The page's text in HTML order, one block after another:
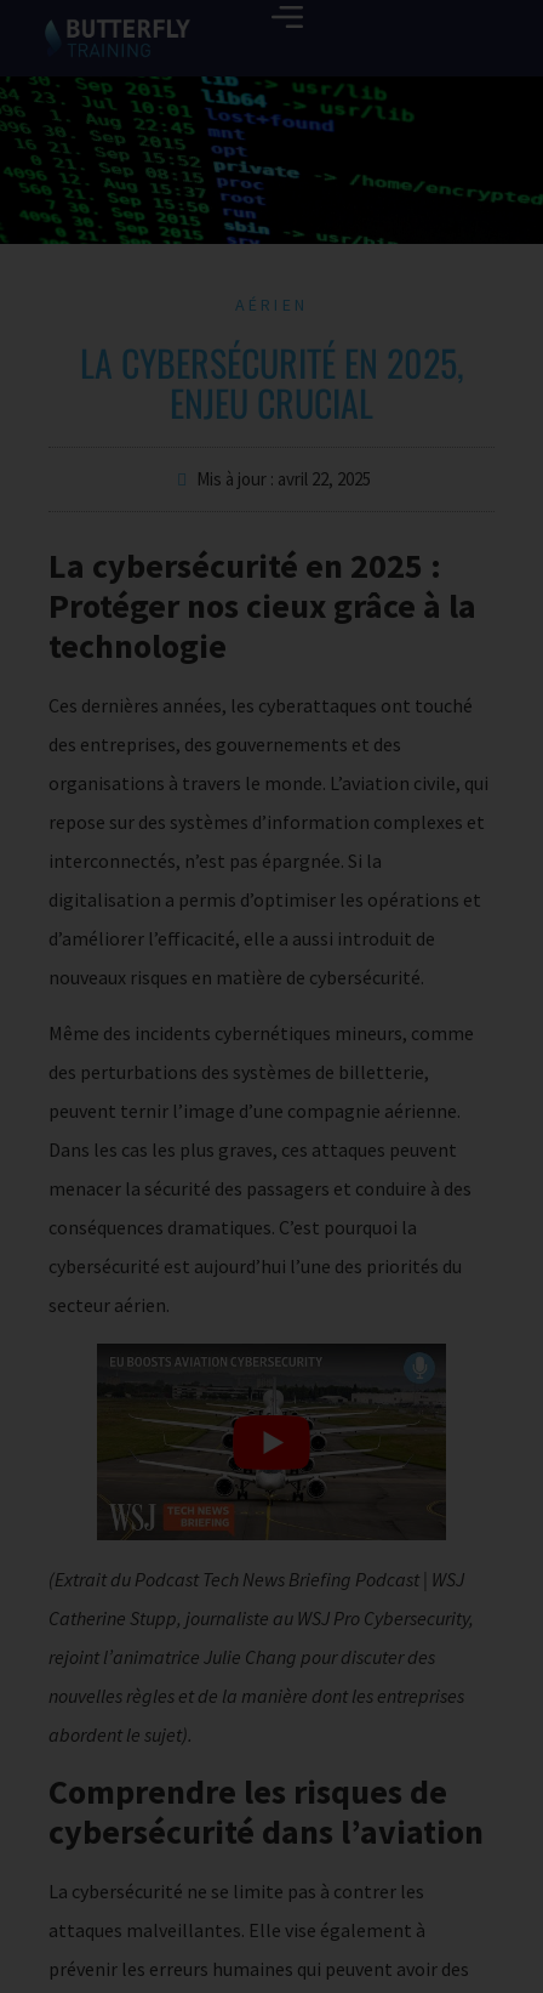
AÉRIEN
LA CYBERSÉCURITÉ EN 2025,
ENJEU CRUCIAL
Mis à jour : avril 22, 2025
La cybersécurité en 2025 :
Protéger nos cieux grâce à la
technologie
Ces dernières années, les cyberattaques ont touché
des entreprises, des gouvernements et des
organisations à travers le monde. L’aviation civile, qui
repose sur des systèmes d’information complexes et
interconnectés, n’est pas épargnée. Si la
digitalisation a permis d’optimiser les opérations et
d’améliorer l’efficacité, elle a aussi introduit de
nouveaux risques en matière de cybersécurité.
Même des incidents cybernétiques mineurs, comme
des perturbations des systèmes de billetterie,
peuvent ternir l’image d’une compagnie aérienne.
Dans les cas les plus graves, ces attaques peuvent
menacer la sécurité des passagers et conduire à des
conséquences dramatiques. C’est pourquoi la
cybersécurité est aujourd’hui l’une des priorités du
secteur aérien.
(Extrait du Podcast Tech News Briefing Podcast | WSJ
Catherine Stupp, journaliste au WSJ Pro Cybersecurity,
rejoint l’animatrice Julie Chang pour discuter des
nouvelles règles et de la manière dont les entreprises
abordent le sujet).
Comprendre les risques de
cybersécurité dans l’aviation
La cybersécurité ne se limite pas à contrer les
attaques malveillantes. Elle vise également à
prévenir les erreurs humaines qui peuvent avoir des